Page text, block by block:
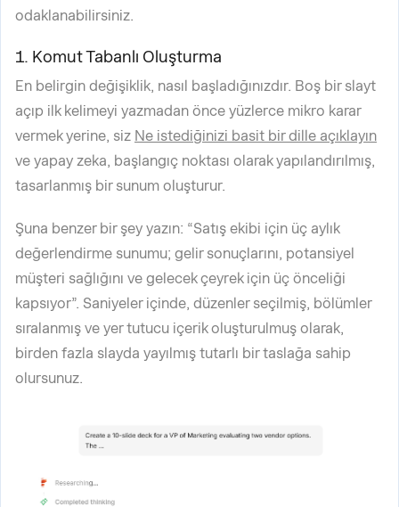
odaklanabilirsiniz.
1. Komut Tabanlı Oluşturma
En belirgin değişiklik, nasıl başladığınızdır. Boş bir slayt
açıp ilk kelimeyi yazmadan önce yüzlerce mikro karar
vermek yerine, siz Ne istediğinizi basit bir dille açıklayın
ve yapay zeka, başlangıç noktası olarak yapılandırılmış,
tasarlanmış bir sunum oluşturur.
Şuna benzer bir şey yazın: “Satış ekibi için üç aylık
değerlendirme sunumu; gelir sonuçlarını, potansiyel
müşteri sağlığını ve gelecek çeyrek için üç önceliği
kapsıyor”. Saniyeler içinde, düzenler seçilmiş, bölümler
sıralanmış ve yer tutucu içerik oluşturulmuş olarak,
birden fazla slayda yayılmış tutarlı bir taslağa sahip
olursunuz.